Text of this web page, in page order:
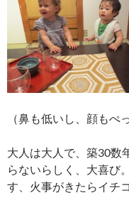
（鼻も低いし、顔もぺ
大人は大人で、築30数
らないらしく、大喜び
す、火事がきたらイチ